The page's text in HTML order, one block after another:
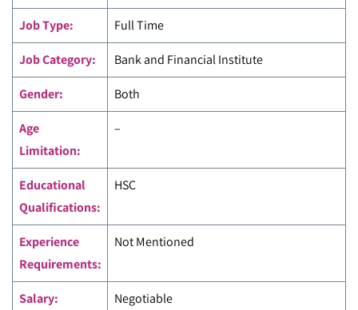
Job Type: Full Time
Job Category: Bank and Financial Institute
Gender: Both
Age
Limitation:
–
Educational
Qualifications:
HSC
Experience
Requirements:
Not Mentioned
Salary: Negotiable